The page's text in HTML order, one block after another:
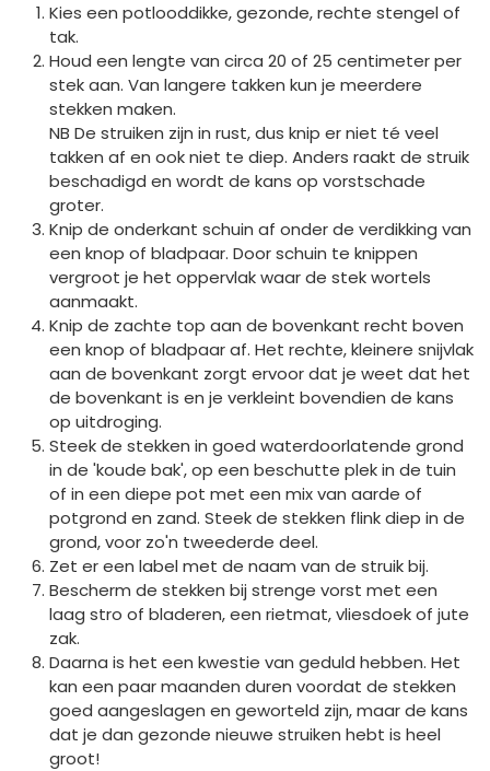
Kies een potlooddikke, gezonde, rechte stengel of
tak.
Houd een lengte van circa 20 of 25 centimeter per
stek aan. Van langere takken kun je meerdere
stekken maken.
NB De struiken zijn in rust, dus knip er niet té veel
takken af en ook niet te diep. Anders raakt de struik
beschadigd en wordt de kans op vorstschade
groter.
Knip de onderkant schuin af onder de verdikking van
een knop of bladpaar. Door schuin te knippen
vergroot je het oppervlak waar de stek wortels
aanmaakt.
Knip de zachte top aan de bovenkant recht boven
een knop of bladpaar af. Het rechte, kleinere snijvlak
aan de bovenkant zorgt ervoor dat je weet dat het
de bovenkant is en je verkleint bovendien de kans
op uitdroging.
Steek de stekken in goed waterdoorlatende grond
in de 'koude bak', op een beschutte plek in de tuin
of in een diepe pot met een mix van aarde of
potgrond en zand. Steek de stekken flink diep in de
grond, voor zo'n tweederde deel.
Zet er een label met de naam van de struik bij.
Bescherm de stekken bij strenge vorst met een
laag stro of bladeren, een rietmat, vliesdoek of jute
zak.
Daarna is het een kwestie van geduld hebben. Het
kan een paar maanden duren voordat de stekken
goed aangeslagen en geworteld zijn, maar de kans
dat je dan gezonde nieuwe struiken hebt is heel
groot!